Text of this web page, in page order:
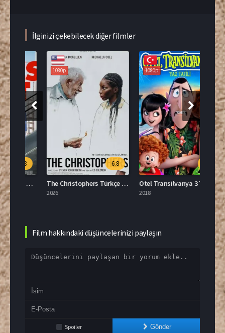
İlginizi çekebilecek diğer filmler
Önce Bayanlar Film Full HD İzle
1080p
6.8
The Christophers Türkçe Dublaj İzle
6.3
Otel Transilvanya 3 Türkçe Dublaj Full İzle
2022
Film hakkındaki düşüncelerinizi paylaşın
Spoiler Gönder